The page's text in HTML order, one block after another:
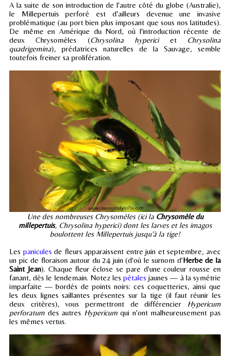
A la suite de son introduction de l'autre côté du globe (Australie),
le Millepertuis perforé est d'ailleurs devenue une invasive
problématique (au port bien plus imposant que sous nos latitudes).
De même en Amérique du Nord, où l'introduction récente de
deux Chrysomèles (Chrysolina hypericiet Chrysolina
quadrigemina), prédatrices naturelles de la Sauvage, semble
toutefois freiner sa prolifération.
Une des nombreuses Chrysomèles (ici la Chrysomèle du
millepertuis, Chrysolina hyperici) dont les larves et les imagos
boulottent les Millepertuis jusqu'à la tige!
Les panicules de fleurs apparaissent entre juin et septembre, avec
un pic de floraison autour du 24 juin (d'où le surnom d'Herbe de la
Saint Jean). Chaque fleur éclose se pare d'une couleur rousse en
fanant, dès le lendemain. Notez lespétales jaunes — à la symétrie
imparfaite — bordés de points noirs: ces coquetteries, ainsi que
les deux lignes saillantes présentes sur la tige (il faut réunir les
deux critères), vous permettront de différencier Hypericum
perforatum des autres Hypericumqui n'ont malheureusement pas
les mêmes vertus.